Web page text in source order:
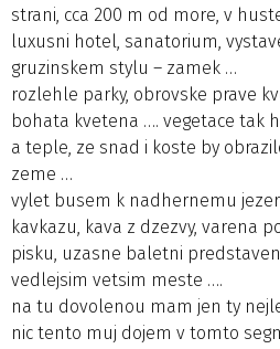
strani, cca 200 m od more, v
luxusni hotel, sanatorium,
gruzinskem stylu – zamek …
rozlehle parky, obrovske prave
bohata kvetena …. vegetace tak
a teple, ze snad i koste by
zeme …
vylet busem k nadhernemu
kavkazu, kava z dzezvy, varena
pisku, uzasne baletni
vedlejsim vetsim meste ….
na tu dovolenou mam jen ty
nic tento muj dojem v tomto